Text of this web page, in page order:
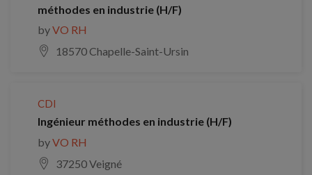
méthodes en industrie (H/F)
byVO RH
18570 Chapelle-Saint-Ursin
CDI
Ingénieur méthodes en industrie (H/F)
byVO RH
37250 Veigné